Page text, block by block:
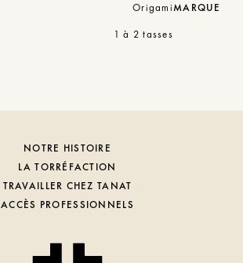
Origami
1 à 2 tasses
MARQUE
NOTRE HISTOIRE
LA TORRÉFACTION
TRAVAILLER CHEZ TANAT
ACCÈS PROFESSIONNELS